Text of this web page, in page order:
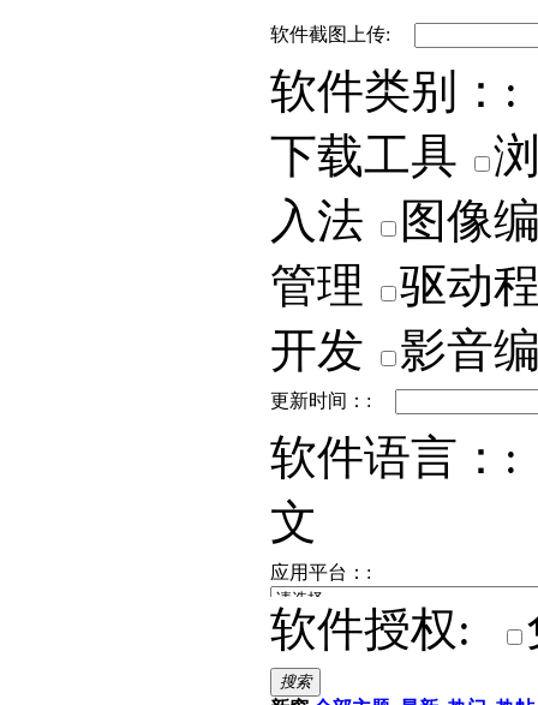
软件截图上传:
软件类别：:
下载工具
入法
图像
管理
驱动
开发
影音
更新时间：:
软件语言：:
文
应用平台：:
软件授权:
搜索